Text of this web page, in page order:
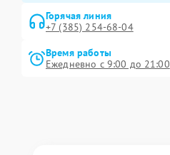
Горячая линия
+7 (385) 254-68-04
Время работы
Ежедневно с 9:00 до 21:00